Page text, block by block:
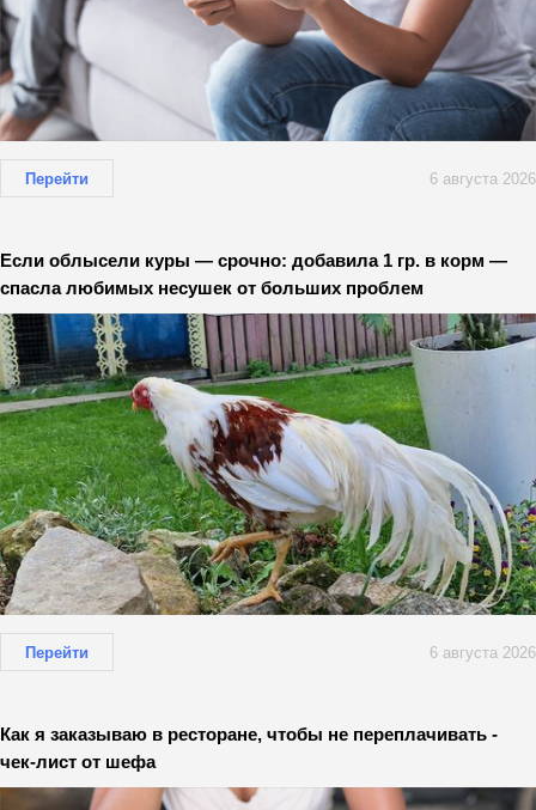
Перейти 6 августа 2026
Если облысели куры — срочно: добавила 1 гр. в корм —
спасла любимых несушек от больших проблем
Перейти 6 августа 2026
Как я заказываю в ресторане, чтобы не переплачивать -
чек-лист от шефа